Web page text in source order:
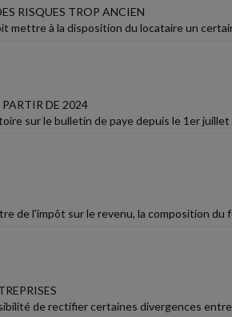
RISQUES TROP ANCIEN
mettre à la disposition du locataire un
DE 2024
sur le bulletin de paye depuis le 1er
de l'impôt sur le revenu, la composition
de rectifier certaines divergences